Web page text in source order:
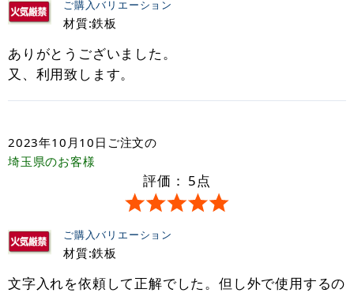
ご購入バリエーション
材質:鉄板
ありがとうございました。
又、利用致します。
2023年10月10日 ご注文の
埼玉県のお客様
評価： 5点
ご購入バリエーション
材質:鉄板
文字入れを依頼して正解でした。但し外で使用するの